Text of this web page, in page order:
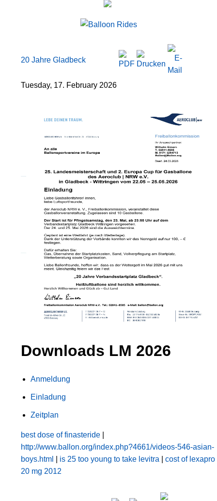
20 Jahre Gladbeck
Tuesday, 17. February 2026
Downloads LM 2026
Anmeldung
Einladung
Zeitplan
best dose of finasteride
http://www.ballon.org/index.php?4661/videos-546-asian-
boys.html
is 25 too young to take levitra
cost of lexapro
20 mg 2012